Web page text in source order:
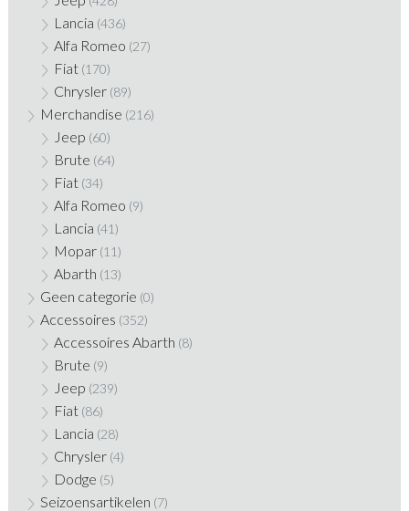
Lancia (436)
Alfa Romeo (27)
Fiat (170)
Chrysler (89)
Merchandise (216)
Jeep (60)
Brute (64)
Fiat (34)
Alfa Romeo (9)
Lancia (41)
Mopar (11)
Abarth (13)
Geen categorie (0)
Accessoires (352)
Accessoires Abarth (8)
Brute (9)
Jeep (239)
Fiat (86)
Lancia (28)
Chrysler (4)
Dodge (5)
Seizoensartikelen (7)